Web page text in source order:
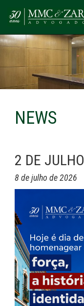
NEWS
2 DE JULHO
8 de julho de 2026